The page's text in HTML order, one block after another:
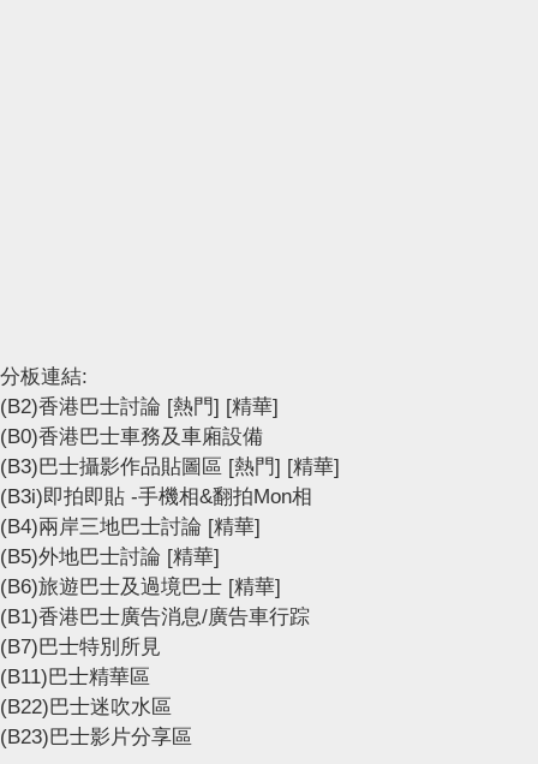
分板連結:
(B2)香港巴士討論 [熱門] [精華]
(B0)香港巴士車務及車廂設備
(B3)巴士攝影作品貼圖區 [熱門] [精華]
(B3i)即拍即貼 -手機相&翻拍Mon相
(B4)兩岸三地巴士討論 [精華]
(B5)外地巴士討論 [精華]
(B6)旅遊巴士及過境巴士 [精華]
(B1)香港巴士廣告消息/廣告車行踪
(B7)巴士特別所見
(B11)巴士精華區
(B22)巴士迷吹水區
(B23)巴士影片分享區